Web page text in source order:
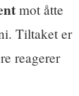
mot åtte
Tiltaket er
reagerer